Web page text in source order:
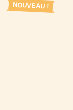
NOUVEAU !